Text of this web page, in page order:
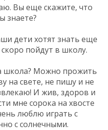
Вы еще скажите, что
знаете?
дети хотят знать еще
пойдут в школу.
школа? Можно прожить
на свете, не пишу и не
И жив, здоров и
мне сорока на хвосте
люблю играть с
с солнечными.